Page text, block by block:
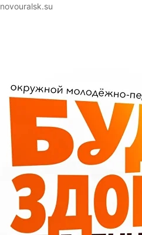
novouralsk.su